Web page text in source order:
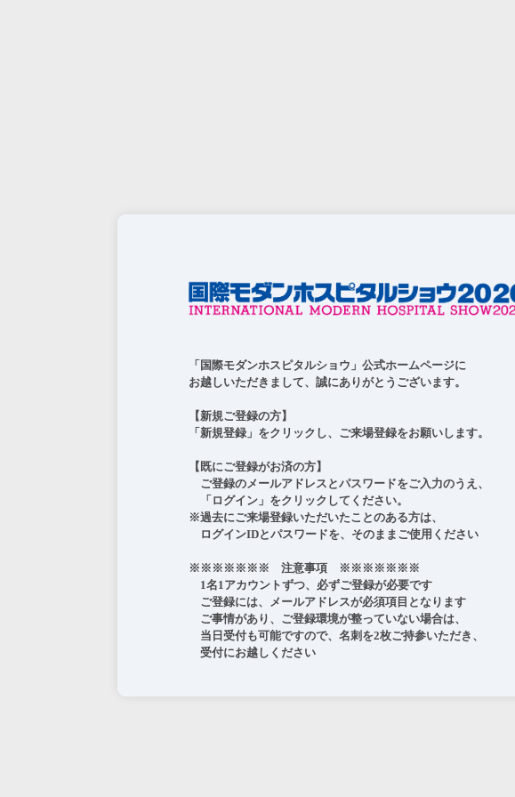
「国際モダンホスピタルショウ」公式ホームページに
お越しいただきまして、誠にありがとうございます。
【新規ご登録の方】
「新規登録」をクリックし、ご来場登録をお願いします。
【既にご登録がお済の方】
ご登録のメールアドレスとパスワードをご入力のうえ、
「ログイン」をクリックしてください。
※過去にご来場登録いただいたことのある方は、
ログインIDとパスワードを、そのままご使用ください
※※※※※※※　注意事項　※※※※※※※
1名1アカウントずつ、必ずご登録が必要です
ご登録には、メールアドレスが必須項目となります
ご事情があり、ご登録環境が整っていない場合は、
当日受付も可能ですので、名刺を2枚ご持参いただき、
受付にお越しください